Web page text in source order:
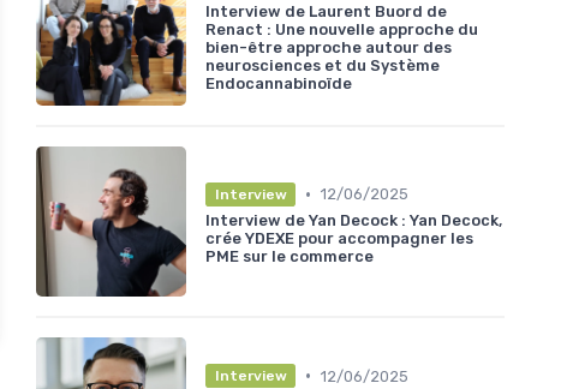
Interview de Laurent Buord de
Renact : Une nouvelle approche du
bien-être approche autour des
neurosciences et du Système
Endocannabinoïde
Interview • 12/06/2025
Interview de Yan Decock : Yan Decock,
crée YDEXE pour accompagner les
PME sur le commerce
Interview • 12/06/2025